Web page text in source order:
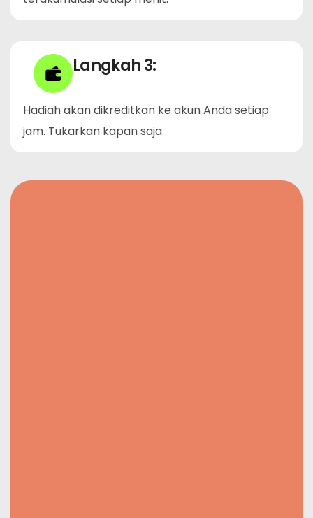
Langkah 3:
Hadiah akan dikreditkan ke akun Anda setiap
jam. Tukarkan kapan saja.